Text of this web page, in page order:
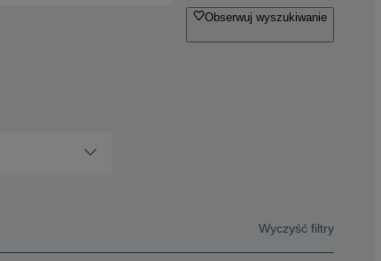
Obserwuj wyszukiwanie
Wyczyść filtry